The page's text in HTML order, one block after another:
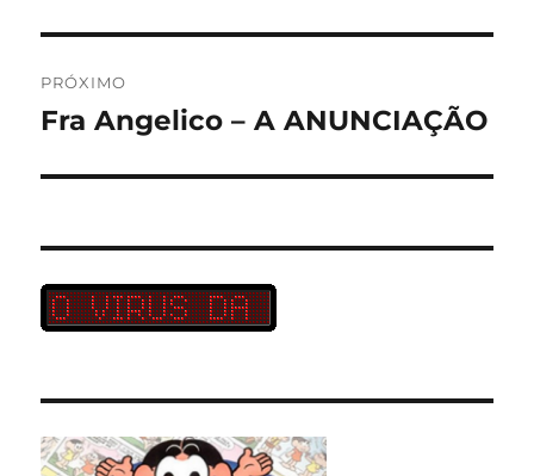
PRÓXIMO
Próximo
Fra Angelico – A ANUNCIAÇÃO